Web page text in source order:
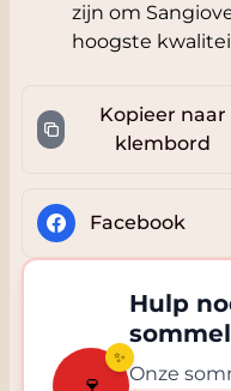
zijn om
hoogste
Kopieer naar
klembord
Facebook
✨
Hulp
Onze